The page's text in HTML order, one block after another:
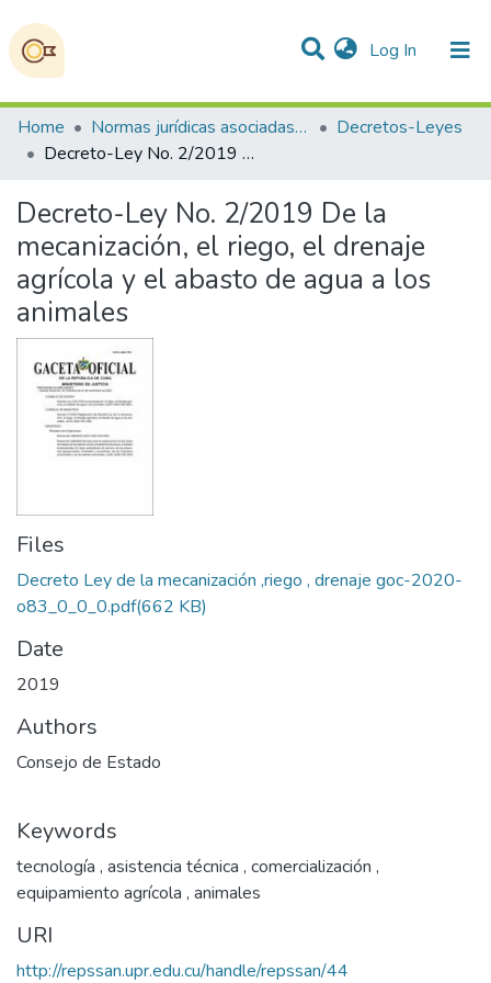
Log In (current)
Communities & Collections
Statistics
All of DSpace
Home
Normas jurídicas asociadas a la Soberanía Alimentaria, la Seguridad Alimentaria y Nutricional
Decretos-Leyes
Decreto-Ley No. 2/2019 De la mecanización, el riego, el drenaje agrícola y el abasto de agua a los animales
Decreto-Ley No. 2/2019 De la
mecanización, el riego, el drenaje
agrícola y el abasto de agua a los
animales
Files
Decreto Ley de la mecanización ,riego , drenaje goc-2020-
o83_0_0_0.pdf(662 KB)
Date
2019
Authors
Consejo de Estado
Keywords
tecnología , asistencia técnica , comercialización ,
equipamiento agrícola , animales
URI
http://repssan.upr.edu.cu/handle/repssan/44